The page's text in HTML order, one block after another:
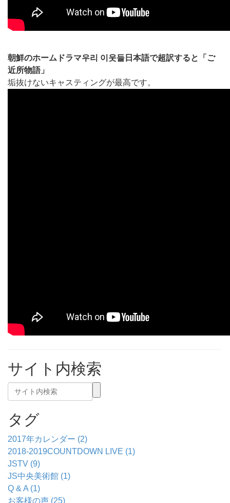
朝鮮のホームドラマ우리 이웃들日本語で超訳すると「ご
近所物語」
垢抜けないキャスティングが最高です。
サイト内検索
タグ
2017年カレンダー (2)
2018-2019COUNTDOWN LIVE (1)
JSTV (9)
JS中央美術館 (1)
Q & A (1)
お客様の声 (25)